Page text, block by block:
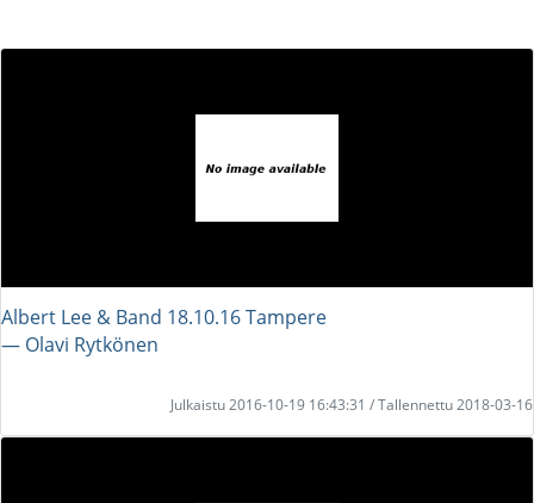
Albert Lee & Band 18.10.16 Tampere
― Olavi Rytkönen
Julkaistu 2016-10-19 16:43:31 / Tallennettu 2018-03-16